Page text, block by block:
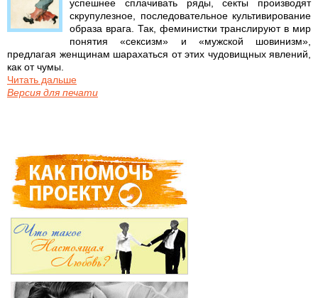
успешнее сплачивать ряды, секты производят
скрупулезное, последовательное культивирование
образа врага. Так, феминистки транслируют в мир
понятия «сексизм» и «мужской шовинизм»,
предлагая женщинам шарахаться от этих чудовищных явлений,
как от чумы.
Читать дальше
Версия для печати